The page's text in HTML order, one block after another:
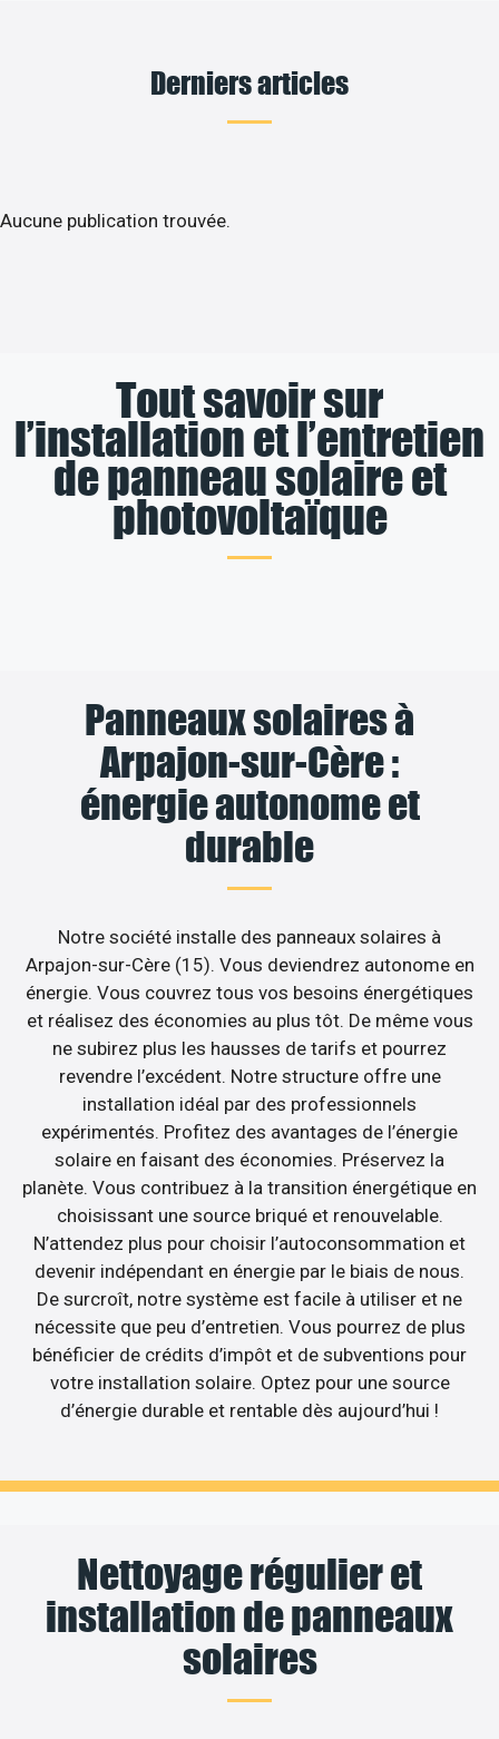
Derniers articles
Aucune publication trouvée.
Tout savoir sur
l’installation et l’entretien
de panneau solaire et
photovoltaïque
Panneaux solaires à
Arpajon-sur-Cère :
énergie autonome et
durable
Notre société installe des panneaux solaires à
Arpajon-sur-Cère (15). Vous deviendrez autonome en
énergie. Vous couvrez tous vos besoins énergétiques
et réalisez des économies au plus tôt. De même vous
ne subirez plus les hausses de tarifs et pourrez
revendre l’excédent. Notre structure offre une
installation idéal par des professionnels
expérimentés. Profitez des avantages de l’énergie
solaire en faisant des économies. Préservez la
planète. Vous contribuez à la transition énergétique en
choisissant une source briqué et renouvelable.
N’attendez plus pour choisir l’autoconsommation et
devenir indépendant en énergie par le biais de nous.
De surcroît, notre système est facile à utiliser et ne
nécessite que peu d’entretien. Vous pourrez de plus
bénéficier de crédits d’impôt et de subventions pour
votre installation solaire. Optez pour une source
d’énergie durable et rentable dès aujourd’hui !
Nettoyage régulier et
installation de panneaux
solaires